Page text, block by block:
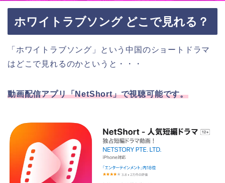
ホワイトラブソング どこで見れる？
「ホワイトラブソング」という中国のショートドラマ
はどこで見れるのかというと・・・
動画配信アプリ「NetShort」で視聴可能です。